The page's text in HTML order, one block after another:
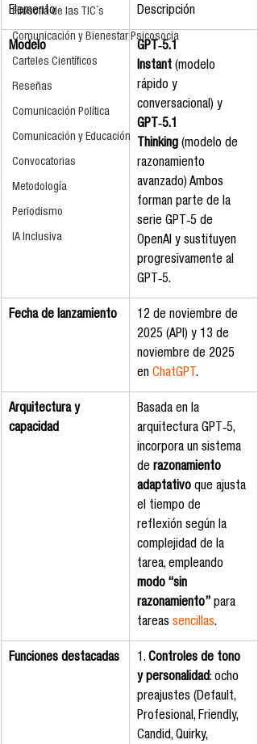
Filosofía de las TIC´s
Comunicación y Bienestar Psicosocia
Carteles Científicos
Reseñas
Comunicación Política
Comunicación y Educación
Convocatorias
Metodología
Periodismo
IA Inclusiva
Elemento Descripción
Modelo
GPT‑5.1
Instant (modelo
rápido y
conversacional) y
GPT‑5.1
Thinking (modelo de
razonamiento
avanzado) Ambos
forman parte de la
serie GPT‑5 de
OpenAI y sustituyen
progresivamente al
GPT‑5.
Fecha de lanzamiento
12 de noviembre de
2025 (API) y 13 de
noviembre de 2025
en ChatGPT.
Arquitectura y
capacidad
Basada en la
arquitectura GPT‑5,
incorpora un sistema
de razonamiento
adaptativo que ajusta
el tiempo de
reflexión según la
complejidad de la
tarea, empleando
modo “sin
razonamiento” para
tareas sencillas.
Funciones destacadas 1. Controles de tono
y personalidad: ocho
preajustes (Default,
Profesional, Friendly,
Candid, Quirky,